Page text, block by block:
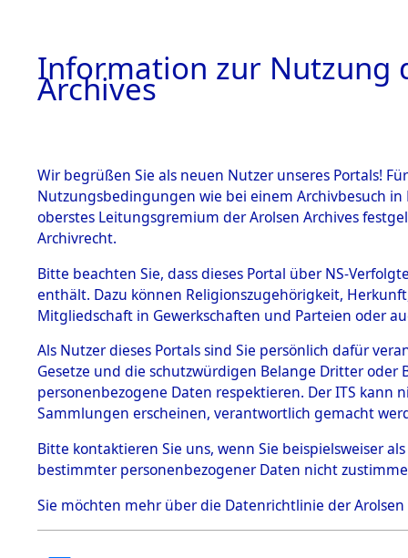
BESTÄNDE
1.
mente
5. Verschiedenes
5.3
Todesmärsche
5.3.1 Alliierte
Erhebungen
zu
Todesmärsch
en
5.3.2
Aachen→
Information zur Nutzung
Archives
Wir begrüßen Sie als neuen Nutzer unseres Portals!
Nutzungsbedingungen wie bei einem Archivbesuch
oberstes Leitungsgremium der Arolsen Archives
Archivrecht.
Bitte beachten Sie, dass dieses Portal über NS-
enthält. Dazu können Religionszugehörigkeit,
Mitgliedschaft in Gewerkschaften und Parteien oder
Als Nutzer dieses Portals sind Sie persönlich dafür
Gesetze und die schutzwürdigen Belange Dritter
personenbezogene Daten respektieren. Der ITS
Sammlungen erscheinen, verantwortlich gemacht
Bitte kontaktieren Sie uns, wenn Sie beispielsweiser
bestimmter personenbezogener Daten nicht
Sie möchten mehr über die Datenrichtlinie der Arolsen